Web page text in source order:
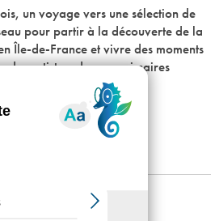
un voyage vers une sélection de
pour partir à la découverte de la
Île-de-France et vivre des moments
artistes, des commissaires